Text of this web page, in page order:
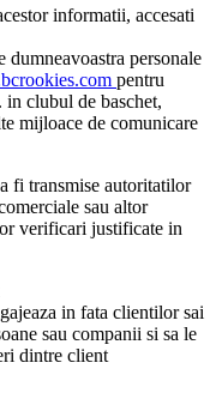
informatii, accesati
dumneavoastra personale
pentru
clubul de baschet,
mijloace de comunicare
fi transmise autoritatilor
sau altor
verificari justificate in
in fata clientilor sai
sau companii si sa le
dintre client